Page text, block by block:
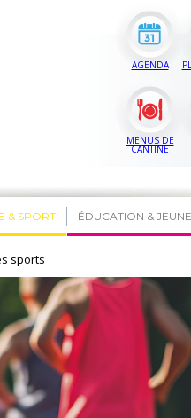
AGENDA
MENUS DE
CANTINE
& SPORT ÉDUCATION &
sports